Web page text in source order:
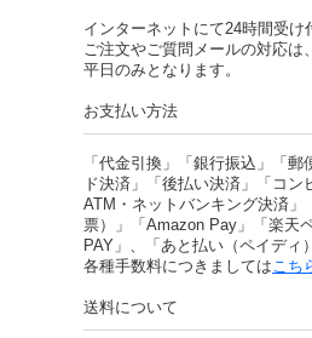
インターネットにて24時間受け
ご注文やご質問メールの対応は
平日のみとなります。
お支払い方法
「代金引換」「銀行振込」「
ド決済」「後払い決済」「コ
ATM・ネットバンキング決済」
票）」「Amazon Pay」「楽天
PAY」、「あと払い（ペイディ
各種手数料につきましてはこち
送料について